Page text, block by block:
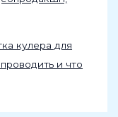
кулера для
и что